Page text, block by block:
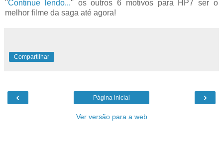
''Continue lendo...'' os outros 6 motivos para HP7 ser o
melhor filme da saga até agora!
Compartilhar
‹ ›
Página inicial
Ver versão para a web